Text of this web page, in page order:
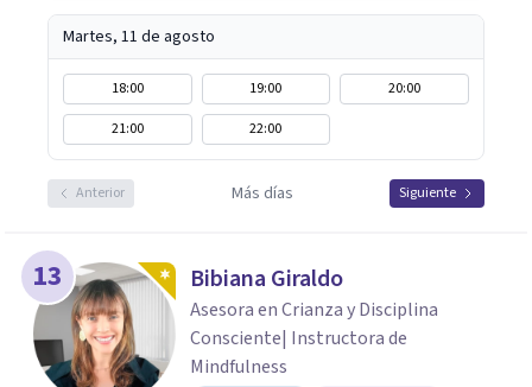
Martes, 11 de agosto
18:00 19:00
20:00
21:00
22:00
Anterior Más días Siguiente
13 Bibiana Giraldo
Asesora en Crianza y Disciplina
Consciente| Instructora de
Mindfulness